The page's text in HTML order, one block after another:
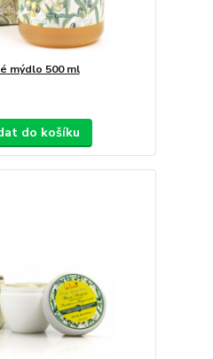
mýdlo 500 ml
do košíku